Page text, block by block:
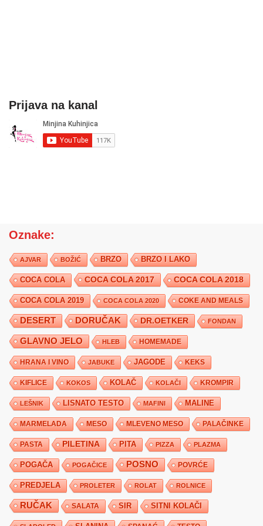
Prijava na kanal
Oznake:
AJVAR BOŽIĆ BRZO BRZO I LAKO
COCA COLA COCA COLA 2017 COCA COLA 2018
COCA COLA 2019 COCA COLA 2020 COKE AND MEALS
DESERT DORUČAK DR.OETKER FONDAN
GLAVNO JELO HLEB HOMEMADE
HRANA I VINO JABUKE JAGODE KEKS
KIFLICE KOKOS KOLAČ KOLAČI KROMPIR
LEŠNIK LISNATO TESTO MAFINI MALINE
MARMELADA MESO MLEVENO MESO PALAČINKE
PASTA PILETINA PITA PIZZA PLAZMA
POGAČA POGAČICE POSNO POVRĆE
PREDJELA PROLETER ROLAT ROLNICE
RUČAK SALATA SIR SITNI KOLAČI